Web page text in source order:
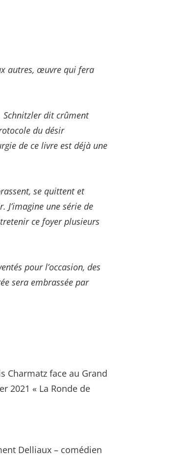
autres, œuvre qui fera
Schnitzler dit crûment
du désir
de ce livre est déjà une
se quittent et
une série de
ce foyer plusieurs
pour l’occasion, des
sera embrassée par
Charmatz face au Grand
2021 « La Ronde de
Delliaux – comédien